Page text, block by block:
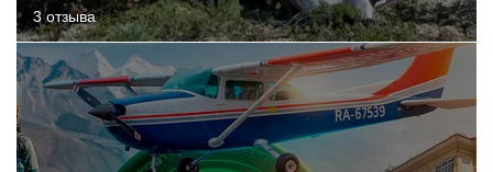
3 отзыва